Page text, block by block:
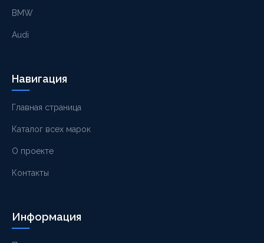
BMW
Audi
Навигация
Главная страница
Каталог всех марок
О проекте
Контакты
Информация